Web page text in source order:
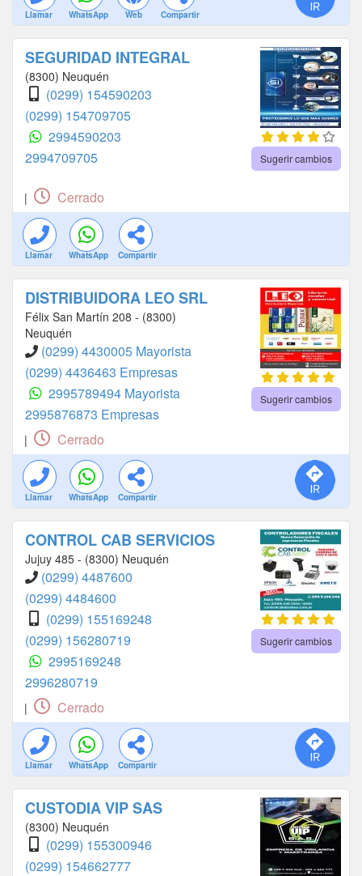
Llamar WhatsApp Web Compartir
SEGURIDAD INTEGRAL
(8300) Neuquén
(0299) 154590203
(0299) 154709705
2994590203
2994709705
Sugerir cambios
| Cerrado
Llamar WhatsApp Compartir
DISTRIBUIDORA LEO SRL
Félix San Martín 208 - (8300)
Neuquén
(0299) 4430005 Mayorista
(0299) 4436463 Empresas
2995789494 Mayorista
2995876873 Empresas
Sugerir cambios
| Cerrado
Llamar WhatsApp Compartir
CONTROL CAB SERVICIOS
Jujuy 485 - (8300) Neuquén
(0299) 4487600
(0299) 4484600
(0299) 155169248
(0299) 156280719
2995169248
2996280719
Sugerir cambios
| Cerrado
Llamar WhatsApp Compartir
CUSTODIA VIP SAS
(8300) Neuquén
(0299) 155300946
(0299) 154662777